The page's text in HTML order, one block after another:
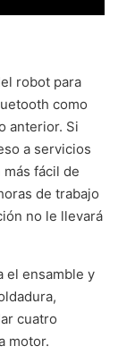
robot para
como
anterior. Si
a servicios
fácil de
de trabajo
no le llevará
el ensamble y
cuatro
motor.